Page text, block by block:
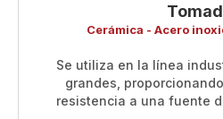
Cerámica - Acero
Se utiliza en la línea
grandes,
resistencia a una fuente